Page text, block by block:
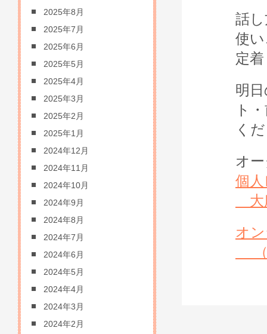
話
使
定
明
ト
く
オ
個
（
2025年8月
2025年7月
2025年6月
2025年5月
2025年4月
2025年3月
2025年2月
2025年1月
2024年12月
2024年11月
2024年10月
2024年9月
2024年8月
2024年7月
2024年6月
2024年5月
2024年4月
2024年3月
2024年2月